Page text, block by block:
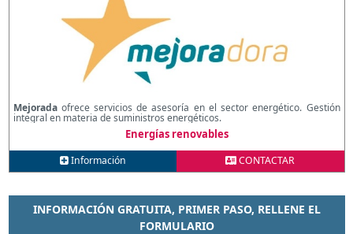
Mejoradaofrece servicios de asesoría en el sector energético. Gestión
integral en materia de suministros energéticos.
Energías renovables
Información CONTACTAR
INFORMACIÓN GRATUITA, PRIMER PASO, RELLENE EL
FORMULARIO